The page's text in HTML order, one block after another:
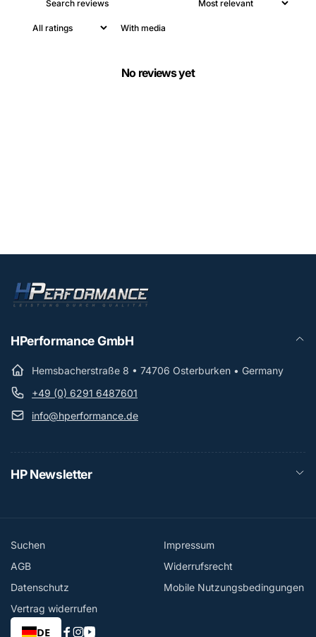
With media
No reviews yet
HPerformance GmbH
Hemsbacherstraße 8 • 74706 Osterburken • Germany
+49 (0) 6291 6487601
info@hperformance.de
HP Newsletter
Suchen
Impressum
AGB
Widerrufsrecht
Datenschutz
Mobile Nutzungsbedingungen
Vertrag widerrufen
DE